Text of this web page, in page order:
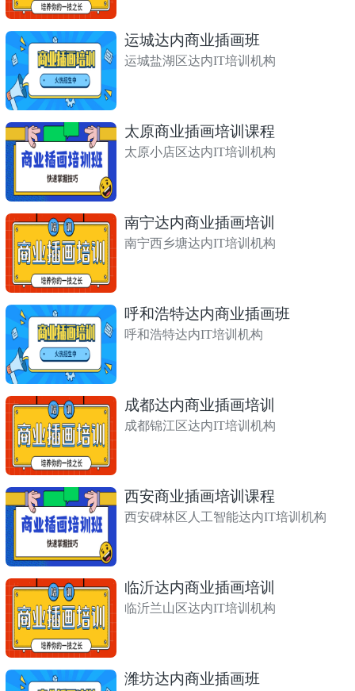
运城达内商业插画班
运城盐湖区达内IT培训机构
太原商业插画培训课程
太原小店区达内IT培训机构
南宁达内商业插画培训
南宁西乡塘达内IT培训机构
呼和浩特达内商业插画班
呼和浩特达内IT培训机构
成都达内商业插画培训
成都锦江区达内IT培训机构
西安商业插画培训课程
西安碑林区人工智能达内IT培训机构
临沂达内商业插画培训
临沂兰山区达内IT培训机构
潍坊达内商业插画班